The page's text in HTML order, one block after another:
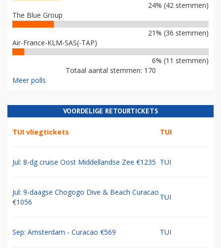
24% (42 stemmen)
The Blue Group
21% (36 stemmen)
Air-France-KLM-SAS(-TAP)
6% (11 stemmen)
Totaal aantal stemmen: 170
Meer polls
VOORDELIGE RETOURTICKETS
TUI vliegtickets TUI
Jul: 8-dg cruise Oost Middellandse Zee €1235 TUI
Jul: 9-daagse Chogogo Dive & Beach Curacao
€1056
TUI
Sep: Amsterdam - Curacao €569 TUI